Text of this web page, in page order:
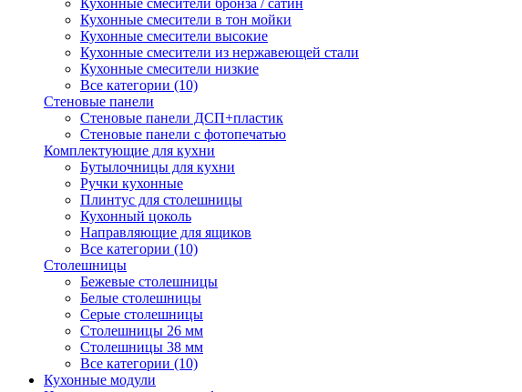
Кухонные смесители бронза / сатин
Кухонные смесители в тон мойки
Кухонные смесители высокие
Кухонные смесители из нержавеющей стали
Кухонные смесители низкие
Все категории (10)
Стеновые панели
Стеновые панели ДСП+пластик
Стеновые панели с фотопечатью
Комплектующие для кухни
Бутылочницы для кухни
Ручки кухонные
Плинтус для столешницы
Кухонный цоколь
Направляющие для ящиков
Все категории (10)
Столешницы
Бежевые столешницы
Белые столешницы
Серые столешницы
Столешницы 26 мм
Столешницы 38 мм
Все категории (10)
Кухонные модули